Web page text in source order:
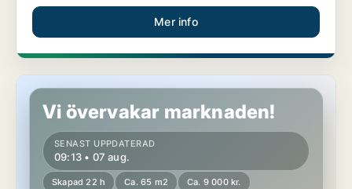
Mer info
Lägenhet i Värnamo
Vi övervakar marknaden!
SENAST UPPDATERAD
09:13 • 07 aug.
Skapad 22 h Ca. 65 m2 Ca. 9 000 kr.